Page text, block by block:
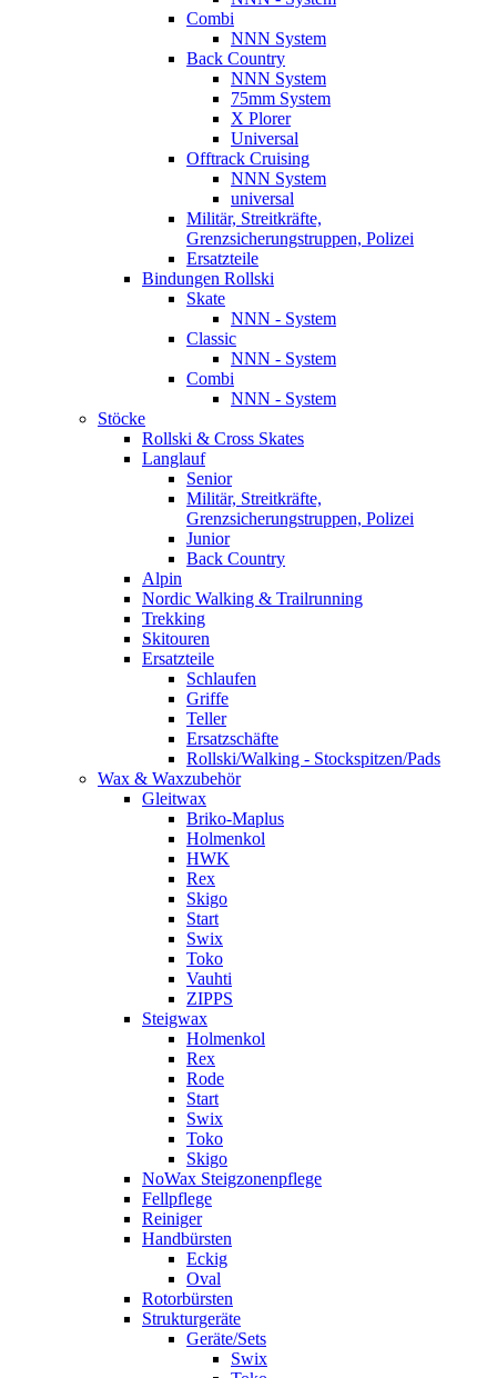
Combi
NNN System
Back Country
NNN System
75mm System
X Plorer
Universal
Offtrack Cruising
NNN System
universal
Militär, Streitkräfte,
Grenzsicherungstruppen, Polizei
Ersatzteile
Bindungen Rollski
Skate
NNN - System
Classic
NNN - System
Combi
NNN - System
Stöcke
Rollski & Cross Skates
Langlauf
Senior
Militär, Streitkräfte,
Grenzsicherungstruppen, Polizei
Junior
Back Country
Alpin
Nordic Walking & Trailrunning
Trekking
Skitouren
Ersatzteile
Schlaufen
Griffe
Teller
Ersatzschäfte
Rollski/Walking - Stockspitzen/Pads
Wax & Waxzubehör
Gleitwax
Briko-Maplus
Holmenkol
HWK
Rex
Skigo
Start
Swix
Toko
Vauhti
ZIPPS
Steigwax
Holmenkol
Rex
Rode
Start
Swix
Toko
Skigo
NoWax Steigzonenpflege
Fellpflege
Reiniger
Handbürsten
Eckig
Oval
Rotorbürsten
Strukturgeräte
Geräte/Sets
Swix